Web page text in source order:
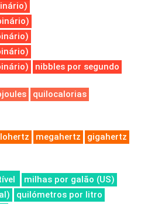
nibbles por segundo
quilocalorias
megahertz
gigahertz
milhas por galão (US)
quilómetros por litro